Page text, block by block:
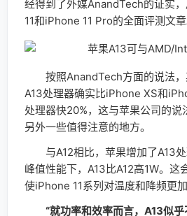
经得到了外媒AnandTech的证实
11和iPhone 11 Pro的全面评测文章
按照AnandTech方面的说法，
A13处理器确实比iPhone XS和
处理器快20%，这与苹果公司的说
另外一些值得注意的地方。
与A12相比，苹果增加了A13处
峰值性能下，A13比A12高1W。这
使iPhone 11系列对温度和降频更加
“就功率和效率而言，A13似乎